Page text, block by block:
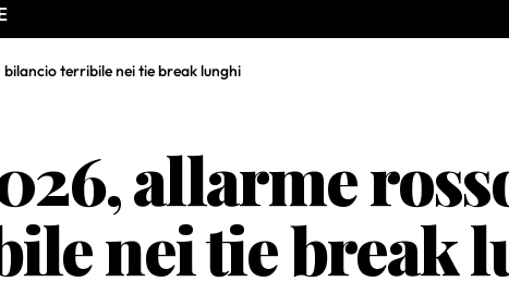
terribile nei tie break lunghi
allarme
nei tie break